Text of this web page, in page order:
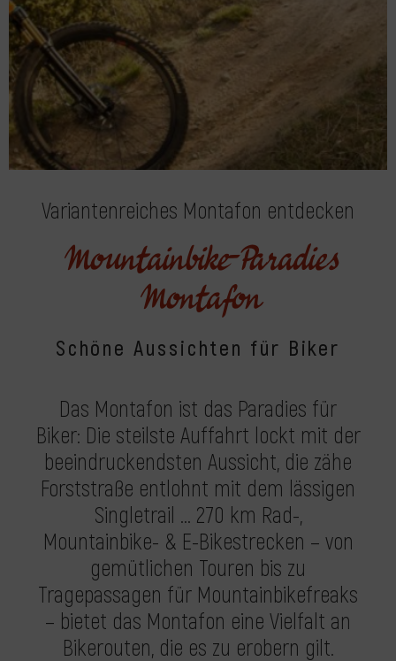
Variantenreiches Montafon entdecken
Mountainbike-Paradies
Montafon
Schöne Aussichten für Biker
Das Montafon ist das Paradies für
Biker: Die steilste Auffahrt lockt mit der
beeindruckendsten Aussicht, die zähe
Forststraße entlohnt mit dem lässigen
Singletrail … 270 km Rad-,
Mountainbike- & E-Bikestrecken – von
gemütlichen Touren bis zu
Tragepassagen für Mountainbikefreaks
– bietet das Montafon eine Vielfalt an
Bikerouten, die es zu erobern gilt.